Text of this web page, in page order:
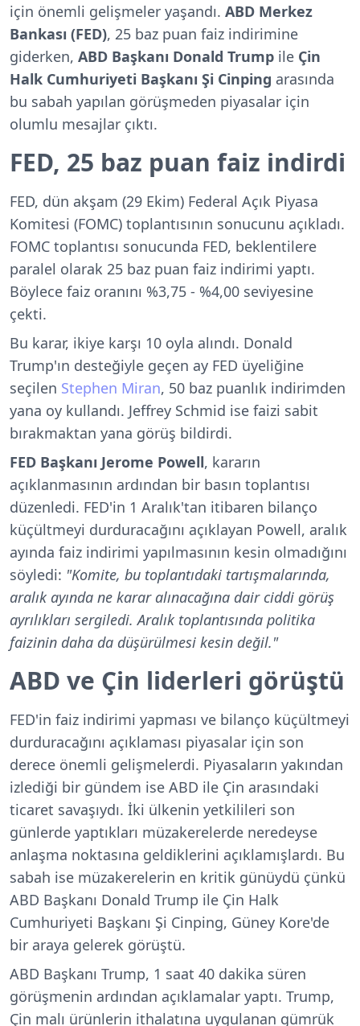
için önemli gelişmeler yaşandı. ABD Merkez
Bankası (FED), 25 baz puan faiz indirimine
giderken, ABD Başkanı Donald Trump ile Çin
Halk Cumhuriyeti Başkanı Şi Cinping arasında
bu sabah yapılan görüşmeden piyasalar için
olumlu mesajlar çıktı.
FED, 25 baz puan faiz indirdi
FED, dün akşam (29 Ekim) Federal Açık Piyasa
Komitesi (FOMC) toplantısının sonucunu açıkladı.
FOMC toplantısı sonucunda FED, beklentilere
paralel olarak 25 baz puan faiz indirimi yaptı.
Böylece faiz oranını %3,75 - %4,00 seviyesine
çekti.
Bu karar, ikiye karşı 10 oyla alındı. Donald
Trump'ın desteğiyle geçen ay FED üyeliğine
seçilen Stephen Miran, 50 baz puanlık indirimden
yana oy kullandı. Jeffrey Schmid ise faizi sabit
bırakmaktan yana görüş bildirdi.
FED Başkanı Jerome Powell, kararın
açıklanmasının ardından bir basın toplantısı
düzenledi. FED'in 1 Aralık'tan itibaren bilanço
küçültmeyi durduracağını açıklayan Powell, aralık
ayında faiz indirimi yapılmasının kesin olmadığını
söyledi: "Komite, bu toplantıdaki tartışmalarında,
aralık ayında ne karar alınacağına dair ciddi görüş
ayrılıkları sergiledi. Aralık toplantısında politika
faizinin daha da düşürülmesi kesin değil."
ABD ve Çin liderleri görüştü
FED'in faiz indirimi yapması ve bilanço küçültmeyi
durduracağını açıklaması piyasalar için son
derece önemli gelişmelerdi. Piyasaların yakından
izlediği bir gündem ise ABD ile Çin arasındaki
ticaret savaşıydı. İki ülkenin yetkilileri son
günlerde yaptıkları müzakerelerde neredeyse
anlaşma noktasına geldiklerini açıklamışlardı. Bu
sabah ise müzakerelerin en kritik günüydü çünkü
ABD Başkanı Donald Trump ile Çin Halk
Cumhuriyeti Başkanı Şi Cinping, Güney Kore'de
bir araya gelerek görüştü.
ABD Başkanı Trump, 1 saat 40 dakika süren
görüşmenin ardından açıklamalar yaptı. Trump,
Çin malı ürünlerin ithalatına uygulanan gümrük